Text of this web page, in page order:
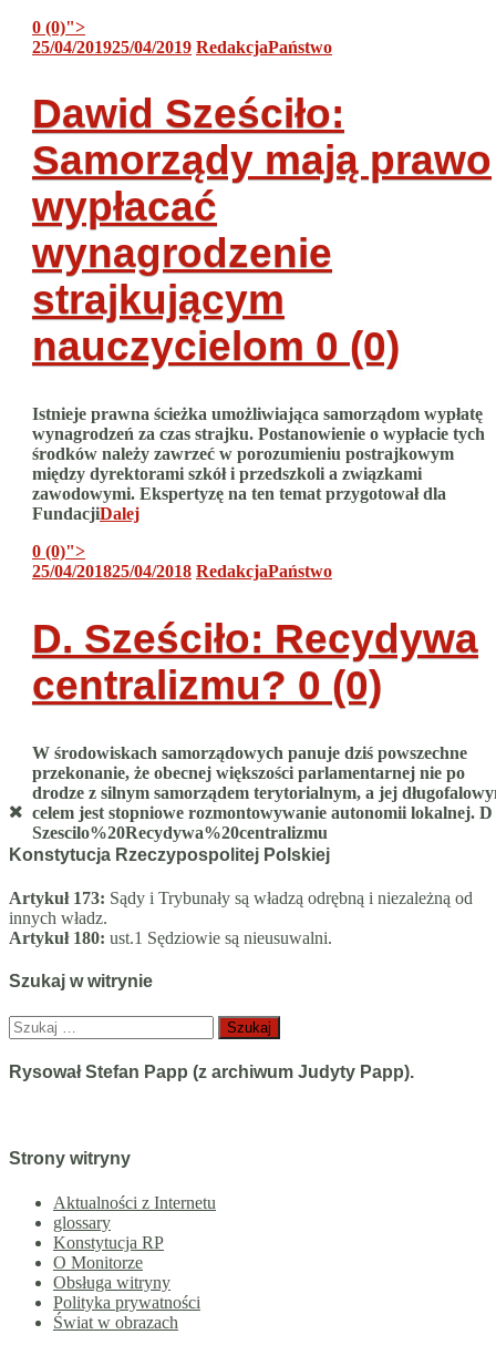
0 (0)">
25/04/201925/04/2019 RedakcjaPaństwo
Dawid Sześciło:
Samorządy mają prawo
wypłacać
wynagrodzenie
strajkującym
nauczycielom 0 (0)
Istnieje prawna ścieżka umożliwiająca samorządom wypłatę
wynagrodzeń za czas strajku. Postanowienie o wypłacie tych
środków należy zawrzeć w porozumieniu postrajkowym
między dyrektorami szkół i przedszkoli a związkami
zawodowymi. Ekspertyzę na ten temat przygotował dla
FundacjiDalej
0 (0)">
25/04/201825/04/2018 RedakcjaPaństwo
D. Sześciło: Recydywa
centralizmu? 0 (0)
W środowiskach samorządowych panuje dziś powszechne
przekonanie, że obecnej większości parlamentarnej nie po
drodze z silnym samorządem terytorialnym, a jej
celem jest stopniowe rozmontowywanie autonomii lokalnej. D
Szescilo%20Recydywa%20centralizmu
Konstytucja Rzeczypospolitej Polskiej
Artykuł 173: Sądy i Trybunały są władzą odrębną i niezależną od
innych władz.
Artykuł 180: ust.1 Sędziowie są nieusuwalni.
Szukaj w witrynie
Szukaj:
Rysował Stefan Papp (z archiwum Judyty Papp).
Strony witryny
Aktualności z Internetu
glossary
Konstytucja RP
O Monitorze
Obsługa witryny
Polityka prywatności
Świat w obrazach